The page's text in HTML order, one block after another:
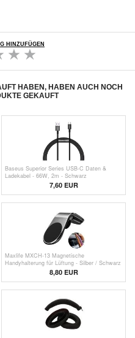
HINZUFÜGEN
HABEN, HABEN AUCH NOCH
GEKAUFT
Baseus Superior Series USB-C Daten &
Ladekabel - 66W, 2m - Schwarz
7,60 EUR
Maxlife MXCH-13 Magnetische
Handyhalterung für Lüftung - Silber / Schwarz
8,80EUR